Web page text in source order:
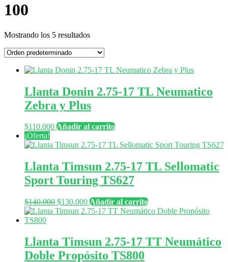
100
Mostrando los 5 resultados
Llanta Donin 2.75-17 TL Neumatico
Zebra y Plus
$110.000 Añadir al carrito
¡Oferta!
Llanta Timsun 2.75-17 TL Sellomatic
Sport Touring TS627
$140.000 El
precio
$140.000.
$130.000El
precio
$130.000.
Añadir al carrito
Llanta Timsun 2.75-17 TT Neumático
Doble Propósito TS800